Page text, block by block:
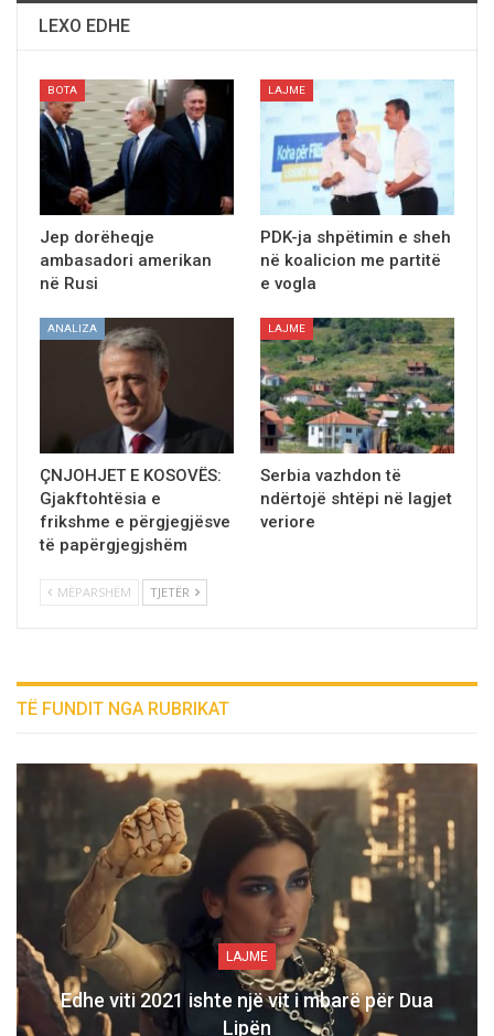
LEXO EDHE
BOTA
Jep dorëheqje
ambasadori amerikan
në Rusi
LAJME
PDK-ja shpëtimin e sheh
në koalicion me partitë
e vogla
ANALIZA
ÇNJOHJET E KOSOVËS:
Gjakftohtësia e
frikshme e përgjegjësve
të papërgjegjshëm
LAJME
Serbia vazhdon të
ndërtojë shtëpi në lagjet
veriore
MËPARSHËM TJETËR
TË FUNDIT NGA RUBRIKAT
LAJME
Edhe viti 2021 ishte një vit i mbarë për Dua
Lipën